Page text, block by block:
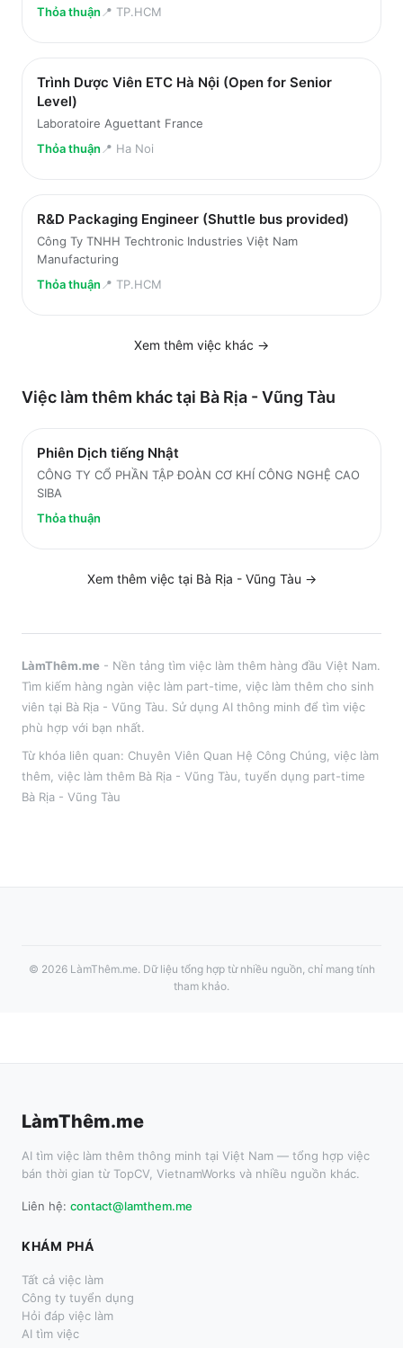
Thỏa thuận 📍 TP.HCM
Trình Dược Viên ETC Hà Nội (Open for Senior
Level)
Laboratoire Aguettant France
Thỏa thuận 📍 Ha Noi
R&D Packaging Engineer (Shuttle bus provided)
Công Ty TNHH Techtronic Industries Việt Nam
Manufacturing
Thỏa thuận 📍 TP.HCM
Xem thêm việc khác →
Việc làm thêm khác tại Bà Rịa - Vũng Tàu
Phiên Dịch tiếng Nhật
CÔNG TY CỔ PHẦN TẬP ĐOÀN CƠ KHÍ CÔNG NGHỆ CAO
SIBA
Thỏa thuận
Xem thêm việc tại Bà Rịa - Vũng Tàu →
LàmThêm.me - Nền tảng tìm việc làm thêm hàng đầu Việt Nam.
Tìm kiếm hàng ngàn việc làm part-time, việc làm thêm cho sinh
viên tại Bà Rịa - Vũng Tàu. Sử dụng AI thông minh để tìm việc
phù hợp với bạn nhất.
Từ khóa liên quan: Chuyên Viên Quan Hệ Công Chúng việc làm
thêm , việc làm thêm Bà Rịa - Vũng Tàu , tuyển dụng part-time
Bà Rịa - Vũng Tàu
© 2026 LàmThêm.me. Dữ liệu tổng hợp từ nhiều nguồn, chỉ mang tính
tham khảo.
LàmThêm.me
AI tìm việc làm thêm thông minh tại Việt Nam — tổng hợp việc
bán thời gian từ TopCV, VietnamWorks và nhiều nguồn khác.
Liên hệ: contact@lamthem.me
KHÁM PHÁ
Tất cả việc làm
Công ty tuyển dụng
Hỏi đáp việc làm
AI tìm việc